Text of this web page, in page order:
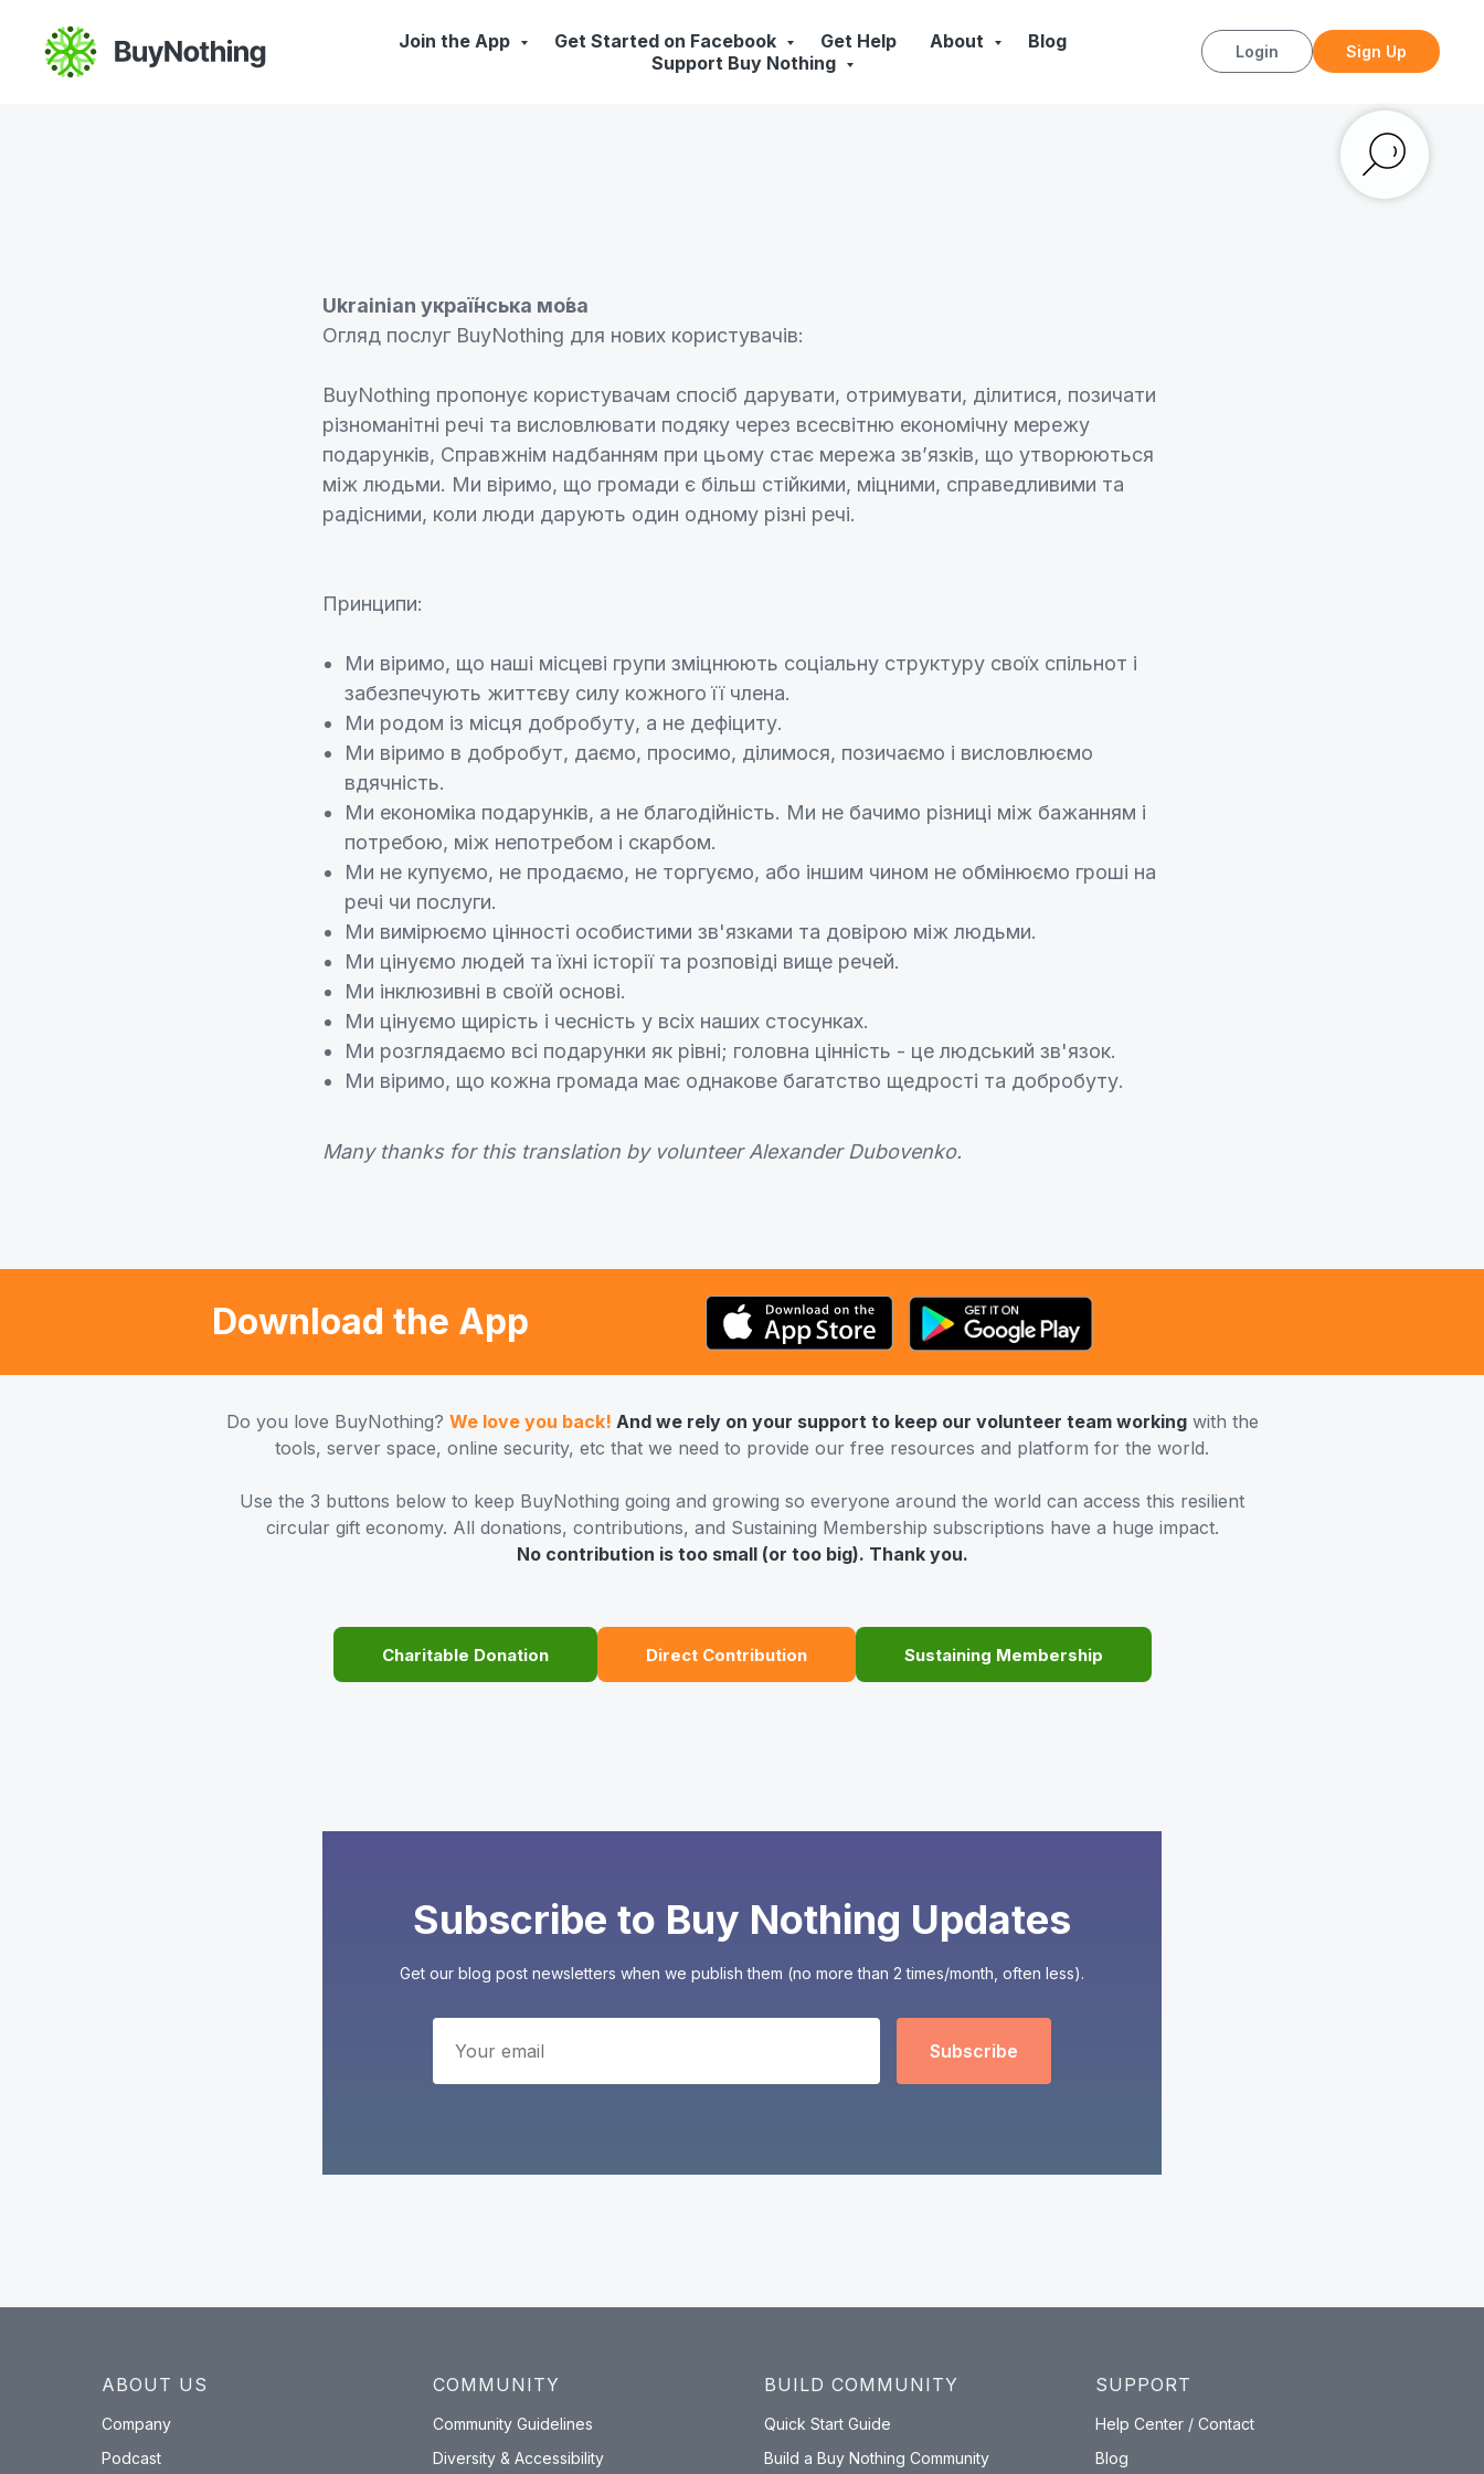
Join the App Get Started on Facebook Get Help About
Blog
Support Buy Nothing
Login Sign Up
Ukrainian украї́нська мо́ва
Огляд послуг BuyNothing для нових користувачів:
BuyNothing пропонує користувачам спосіб дарувати, отримувати, ділитися, позичати
різноманітні речі та висловлювати подяку через всесвітню економічну мережу
подарунків, Справжнім надбанням при цьому стає мережа зв’язків, що утворюються
між людьми. Ми віримо, що громади є більш стійкими, міцними, справедливими та
радісними, коли люди дарують один одному різні речі.
Принципи:
Ми віримо, що наші місцеві групи зміцнюють соціальну структуру своїх спільнот і
забезпечують життєву силу кожного її члена.
Ми родом із місця добробуту, а не дефіциту.
Ми віримо в добробут, даємо, просимо, ділимося, позичаємо і висловлюємо
вдячність.
Ми економіка подарунків, а не благодійність. Ми не бачимо різниці між бажанням і
потребою, між непотребом і скарбом.
Ми не купуємо, не продаємо, не торгуємо, або іншим чином не обмінюємо гроші на
речі чи послуги.
Ми вимірюємо цінності особистими зв'язками та довірою між людьми.
Ми цінуємо людей та їхні історії та розповіді вище речей.
Ми інклюзивні в своїй основі.
Ми цінуємо щирість і чесність у всіх наших стосунках.
Ми розглядаємо всі подарунки як рівні; головна цінність - це людський зв'язок.
Ми віримо, що кожна громада має однакове багатство щедрості та добробуту.
Many thanks for this translation by volunteer Alexander Dubovenko.
Download the App
Do you love BuyNothing? We love you back! And we rely on your support to keep our volunteer team workingwith the
tools, server space, online security, etc that we need to provide our free resources and platform for the world.
Use the 3 buttons below to keep BuyNothing going and growing so everyone around the world can access this resilient
circular gift economy. All donations, contributions, and Sustaining Membership subscriptions have a huge impact.
No contribution is too small (or too big). Thank you.
Charitable Donation Direct Contribution Sustaining Membership
Subscribe to Buy Nothing Updates
Get our blog post newsletters when we publish them (no more than 2 times/month, often less).
Subscribe
ABOUT US
Company
Podcast
COMMUNITY
Community Guidelines
Diversity & Accessibility
BUILD COMMUNITY
Quick Start Guide
Build a Buy Nothing Community
SUPPORT
Help Center / Contact
Blog